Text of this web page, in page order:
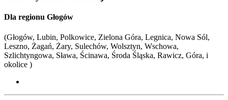
Dla regionu Głogów
(Głogów, Lubin, Polkowice, Zielona Góra, Legnica, Nowa Sól,
Leszno, Żagań, Żary, Sulechów, Wolsztyn, Wschowa,
Szlichtyngowa, Sława, Ścinawa, Środa Śląska, Rawicz, Góra, i
okolice )